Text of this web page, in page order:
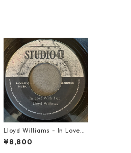
Lloyd Williams - In Love
With You【7-21917】
¥8,800